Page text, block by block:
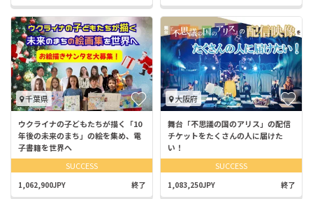
千葉県
ウクライナの子どもたちが描く「10
年後の未来のまち」の絵を集め、電
子書籍を世界へ
SUCCESS
1,062,900JPY 終了
大阪府
舞台「不思議の国のアリス」の配信
チケットをたくさんの人に届けた
い！
SUCCESS
1,083,250JPY 終了